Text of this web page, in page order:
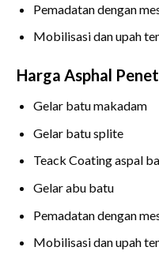
Pemadatan dengan
Mobilisasi dan upah
Harga Asphal
Gelar batu makadam
Gelar batu splite
Teack Coating aspal
Gelar abu batu
Pemadatan dengan
Mobilisasi dan upah